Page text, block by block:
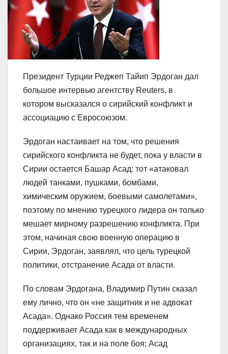
Президент Турции Реджеп Тайип Эрдоган дал
большое интервью агентству Reuters, в
котором высказался о сирийский конфликт и
ассоциацию с Евросоюзом.
Эрдоган настаивает на том, что решения
сирийского конфликта не будет, пока у власти в
Сирии остается Башар Асад: тот «атаковал
людей танками, пушками, бомбами,
химическим оружием, боевыми самолетами»,
поэтому по мнению турецкого лидера он только
мешает мирному разрешению конфликта. При
этом, начиная свою военную операцию в
Сирии, Эрдоган, заявлял, что цель турецкой
политики, отстранение Асада от власти.
По словам Эрдогана, Владимир Путин сказал
ему лично, что он «не защитник и не адвокат
Асада». Однако Россия тем временем
поддерживает Асада как в международных
организациях, так и на поле боя; Асад